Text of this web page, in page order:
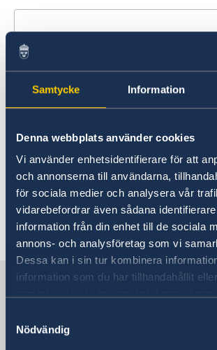
Samtycke Information
Denna webbplats använder cookies
Vi använder enhetsidentifierare för att
och annonserna till användarna,
för sociala medier och analysera vår
vidarebefordrar även sådana
information från din enhet till de sociala
annons- och analysföretag som vi
Dessa kan i sin tur kombinera
information som du har tillhandahållit
Nödvändig
Zambia
Rösta i Zambia
Rösta i Zambia
Svenskt medborgarskap
Samordningsnummer
Legaliseringar
Pass och ID-kort utomlands
Nya pass och nationella identitetskort
2022
Avgifter
Gifta sig utomlands
Aktuella händelser
Allmänna säkerhetsläget
Terrorism
Naturförhållanden och katastrofer
Hälso- och sjukvård
Lokala lagar och sedvänjor
Kriminalitet och personlig säkerhet
Trafiksäkerhet
Resa i landet
Övriga upplysningar
Kriser och katastrofer
Naturförhållanden
katastrofer
Zambia är ett land utan kust
förutom extrem hetta,
och under regnsäsong
februari) drabbas landet
några större
Sverige i Zambia
Sveriges Ambassad